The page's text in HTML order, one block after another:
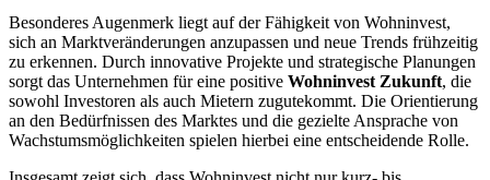
Besonderes Augenmerk liegt auf der Fähigkeit von Wohninvest,
sich an Marktveränderungen anzupassen und neue Trends frühzeitig
zu erkennen. Durch innovative Projekte und strategische Planungen
sorgt das Unternehmen für eine positive Wohninvest Zukunft, die
sowohl Investoren als auch Mietern zugutekommt. Die Orientierung
an den Bedürfnissen des Marktes und die gezielte Ansprache von
Wachstumsmöglichkeiten spielen hierbei eine entscheidende Rolle.